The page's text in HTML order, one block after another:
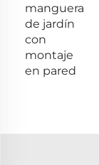
manguera
de jardín
con
montaje
en pared